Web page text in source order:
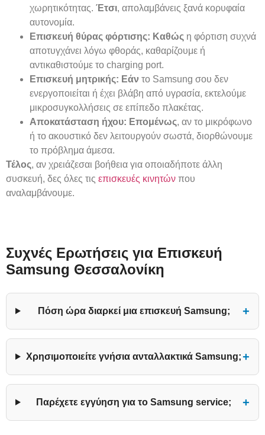
χωρητικότητας. Έτσι, απολαμβάνεις ξανά κορυφαία
αυτονομία.
Επισκευή θύρας φόρτισης: Καθώς η φόρτιση συχνά
αποτυγχάνει λόγω φθοράς, καθαρίζουμε ή
αντικαθιστούμε το charging port.
Επισκευή μητρικής: Εάν το Samsung σου δεν
ενεργοποιείται ή έχει βλάβη από υγρασία, εκτελούμε
μικροσυγκολλήσεις σε επίπεδο πλακέτας.
Αποκατάσταση ήχου: Επομένως, αν το μικρόφωνο
ή το ακουστικό δεν λειτουργούν σωστά, διορθώνουμε
το πρόβλημα άμεσα.
Τέλος, αν χρειάζεσαι βοήθεια για οποιαδήποτε άλλη
συσκευή, δες όλες τις επισκευές κινητών που
αναλαμβάνουμε.
Συχνές Ερωτήσεις για Επισκευή
Samsung Θεσσαλονίκη
Πόση ώρα διαρκεί μια επισκευή Samsung; +
Χρησιμοποιείτε γνήσια ανταλλακτικά Samsung;+
Παρέχετε εγγύηση για το Samsung service; +